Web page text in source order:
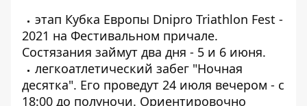
этап Кубка Европы Dnipro Triathlon Fest -
2021 на Фестивальном причале.
Состязания займут два дня - 5 и 6 июня.
легкоатлетический забег "Ночная
десятка". Его проведут 24 июля вечером - с
18:00 до полуночи. Ориентировочно